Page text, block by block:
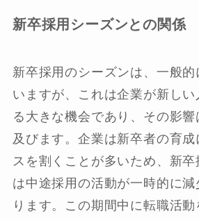
新卒採用シーズンとの関係
新卒採用のシーズンは、一般的
いますが、これは企業が新し
る大きな機会であり、その影響
及びます。企業は新卒者の育
スを割くことが多いため、新
は中途採用の活動が一時的に
ります。この期間中に転職活